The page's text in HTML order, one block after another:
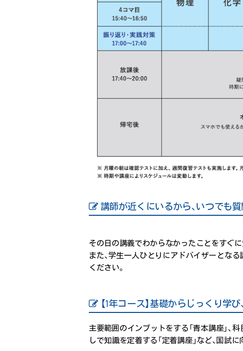
講師が近くにいるから、いつでも質
その日の講義でわからなかったことをすぐ
また、学生一人ひとりにアドバイザーとな
ください。
【1年コース】基礎からじっくり学
主要範囲のインプットをする「青本講座」、
しで知識を定着する「定着講座」など、国試